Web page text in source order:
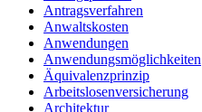
Antragsverfahren
Anwaltskosten
Anwendungen
Anwendungsmöglichkeiten
Äquivalenzprinzip
Arbeitslosenversicherung
Architektur